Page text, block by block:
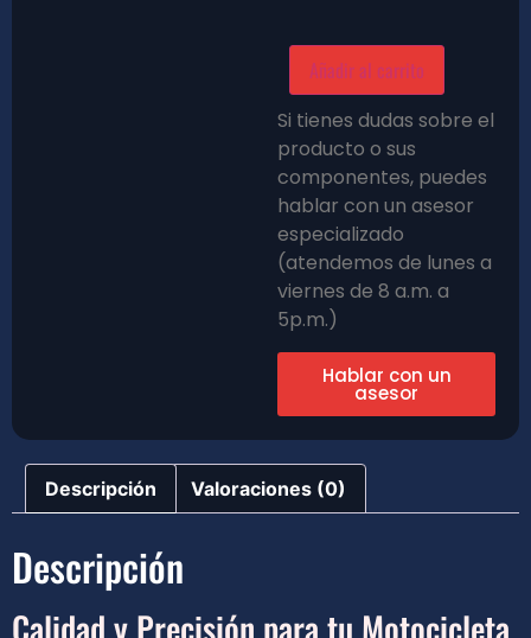
Añadir al carrito
Si tienes dudas sobre el
producto o sus
componentes, puedes
hablar con un asesor
especializado
(atendemos de lunes a
viernes de 8 a.m. a
5p.m.)
Hablar con un
asesor
Descripción Valoraciones (0)
Descripción
Calidad y Precisión para tu Motocicleta